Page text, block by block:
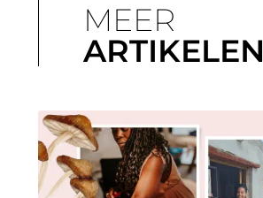
MEER
ARTIKELEN